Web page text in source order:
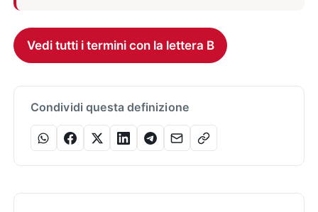
Vedi tutti i termini con la lettera B
Condividi questa definizione